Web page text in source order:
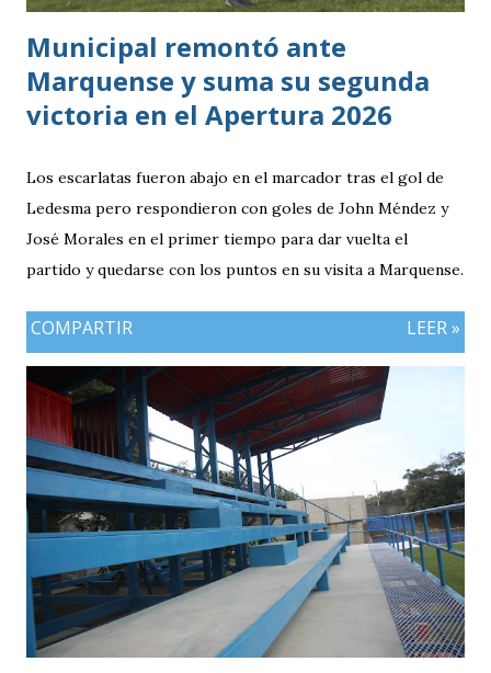
Municipal remontó ante
Marquense y suma su segunda
victoria en el Apertura 2026
Los escarlatas fueron abajo en el marcador tras el gol de
Ledesma pero respondieron con goles de John Méndez y
José Morales en el primer tiempo para dar vuelta el
partido y quedarse con los puntos en su visita a Marquense.
COMPARTIR LEER »